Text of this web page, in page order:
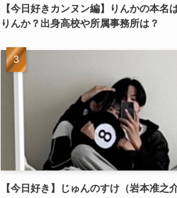
【今日好きカンヌン編】りんかの本名
りんか？出身高校や所属事務所は？
【今日好き】じゅんのすけ（岩本准之